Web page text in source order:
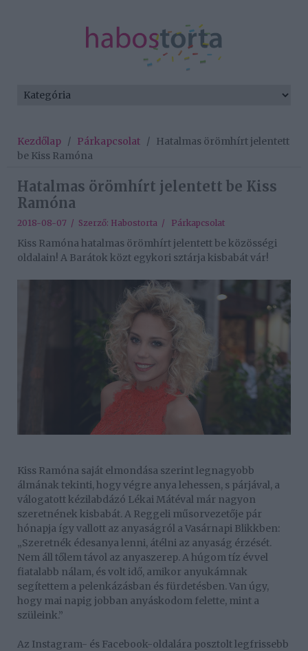
Kezdőlap / Párkapcsolat / Hatalmas örömhírt jelentett
be Kiss Ramóna
Hatalmas örömhírt jelentett be Kiss
Ramóna
2018-08-07 / Szerző: Habostorta / Párkapcsolat
Kiss Ramóna hatalmas örömhírt jelentett be közösségi
oldalain! A Barátok közt egykori sztárja kisbabát vár!
Kiss Ramóna saját elmondása szerint legnagyobb
álmának tekinti, hogy végre anya lehessen, s párjával, a
válogatott kézilabdázó Lékai Mátéval már nagyon
szeretnének kisbabát. A Reggeli műsorvezetője pár
hónapja így vallott az anyaságról a Vasárnapi Blikkben:
„Szeretnék édesanya lenni, átélni az anyaság érzését.
Nem áll tőlem távol az anyaszerep. A húgom tíz évvel
fiatalabb nálam, és volt idő, amikor anyukámnak
segítettem a pelenkázásban és fürdetésben. Van úgy,
hogy mai napig jobban anyáskodom felette, mint a
szüleink.”
Az Instagram- és Facebook-oldalára posztolt legfrissebb